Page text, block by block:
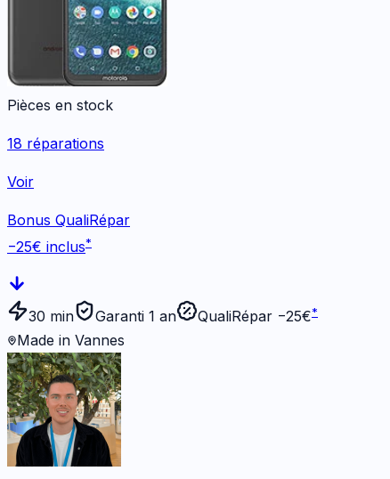
Pièces en stock
18 réparations
Voir
Bonus QualiRépar
−25€ inclus*
30 min Garanti 1 an QualiRépar −25€*
Made in Vannes